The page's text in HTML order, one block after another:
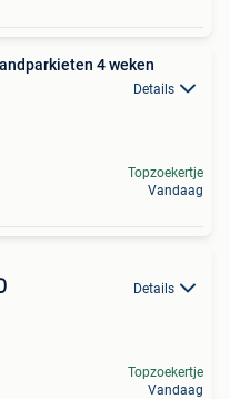
4 weken
Details
Topzoekertje
Vandaag
Details
Topzoekertje
Vandaag